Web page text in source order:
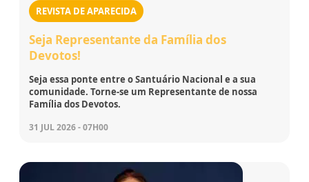
REVISTA DE APARECIDA
Seja Representante da Família dos
Devotos!
Seja essa ponte entre o Santuário Nacional e a sua
comunidade. Torne-se um Representante de nossa
Família dos Devotos.
31 JUL 2026 - 07H00